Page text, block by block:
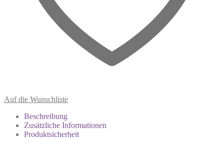
Auf die Wunschliste
Beschreibung
Zusätzliche Informationen
Produktsicherheit